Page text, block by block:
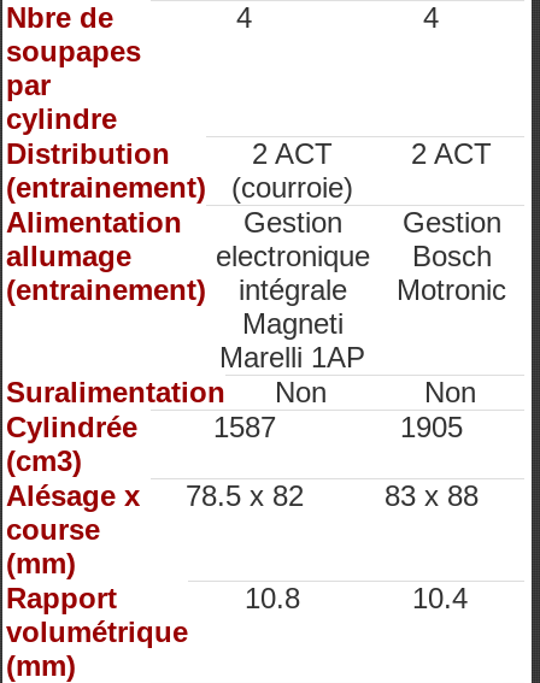
Nbre de
soupapes
par
cylindre
4 4
Distribution
(entrainement)
2 ACT
(courroie)
2 ACT
Alimentation
allumage
(entrainement)
Gestion
electronique
intégrale
Magneti
Marelli 1AP
Gestion
Bosch
Motronic
Suralimentation Non
Non
Cylindrée
(cm3)
1587 1905
Alésage x
course
(mm)
78.5 x 82 83 x 88
Rapport
volumétrique
(mm)
10.8 10.4